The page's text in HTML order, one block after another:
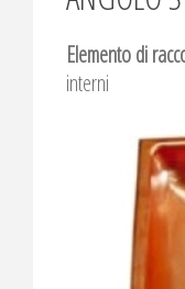
Elemento di
interni